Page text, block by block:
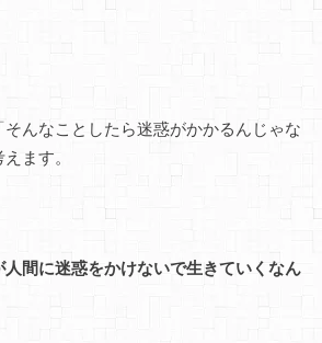
んなことしたら迷惑がかかるんじゃな
ます。
人間に迷惑をかけないで生きていくなん